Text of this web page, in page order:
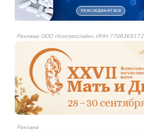
Реклама: ООО «Конгресслайн», ИНН 7708369172
Реклама